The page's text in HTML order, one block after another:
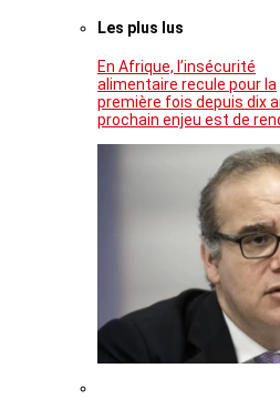
Les plus lus
En Afrique, l’insécurité
alimentaire recule pour la
première fois depuis dix
prochain enjeu est de